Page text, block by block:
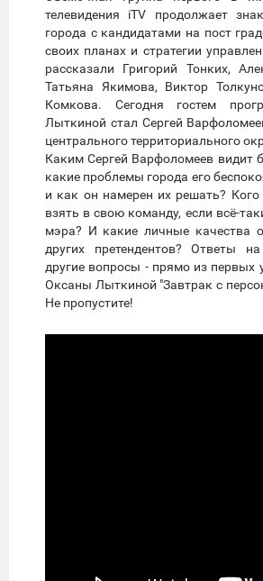
телевидения iTV продолжает
города с кандидатами на пост
своих планах и стратегии
рассказали Григорий Тонких,
Татьяна Якимова, Виктор
Комкова. Сегодня гостем
Лыткиной стал Сергей
центрального территориального
Каким Сергей Варфоломеев видит
какие проблемы города его
и как он намерен их решать? Кого
взять в свою команду, если всё-
мэра? И какие личные качества
других претендентов? Ответы
другие вопросы - прямо из первых
Оксаны Лыткиной "Завтрак с
Не пропустите!